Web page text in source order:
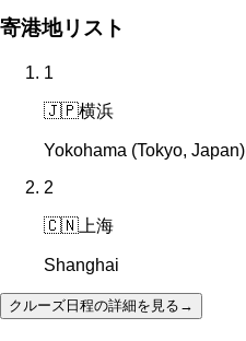
寄港地リスト
1
🇯🇵横浜
Yokohama (Tokyo, Japan)
2
🇨🇳 上海
Shanghai
クルーズ日程の詳細を見る →